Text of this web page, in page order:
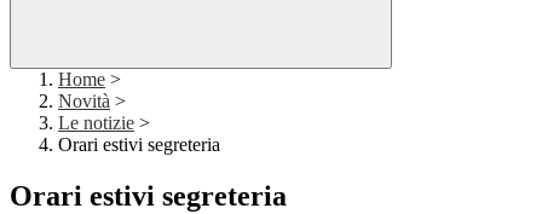
Home >
Novità >
Le notizie >
Orari estivi segreteria
Orari estivi segreteria